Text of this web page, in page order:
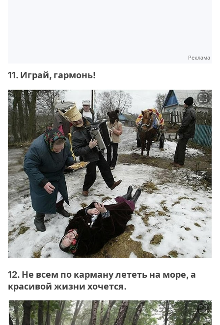
Реклама
11. Играй, гармонь!
12. Не всем по карману лететь на море, а
красивой жизни хочется.